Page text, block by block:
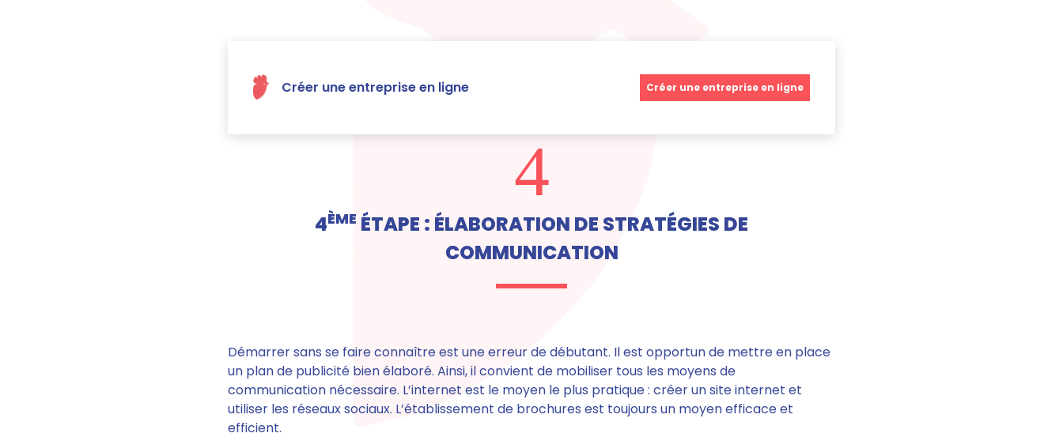
Créer une entreprise en ligne Créer une entreprise en ligne
4
4ÈME ÉTAPE : ÉLABORATION DE STRATÉGIES DE
COMMUNICATION
Démarrer sans se faire connaître est une erreur de débutant. Il est opportun de mettre en place
un plan de publicité bien élaboré. Ainsi, il convient de mobiliser tous les moyens de
communication nécessaire. L’internet est le moyen le plus pratique : créer un site internet et
utiliser les réseaux sociaux. L’établissement de brochures est toujours un moyen efficace et
efficient.